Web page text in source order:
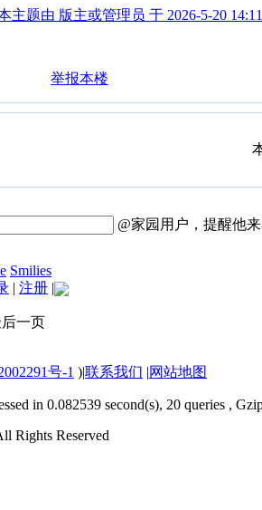
主题由 版主或管理员 于 2026-5-20
举报本楼
@家园用户，提醒他
Smilies
| 注册 |
一页
号-1 )|联系我们 |网站地图
in 0.082539 second(s), 20 queries ,
Rights Reserved